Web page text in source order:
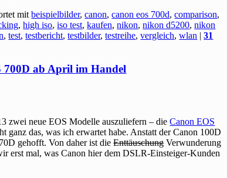
mit beispielbilder,canon,canon eos 700d,comparison,
,high iso,iso test,kaufen,nikon,nikon d5200,nikon
,test,testbericht,testbilder,testreihe,vergleich,wlan |31
700D ab April im Handel
zwei neue EOS Modelle auszuliefern – dieCanon EOS
ganz das, was ich erwartet habe. Anstatt der Canon 100D
gehofft. Von daher ist dieEnttäuschungVerwunderung
erst mal, was Canon hier dem DSLR-Einsteiger-Kunden